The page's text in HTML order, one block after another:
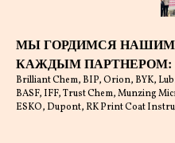
МЫ ГОРДИМСЯ НАШИМ
КАЖДЫМ ПАРТНЕРОМ:
Brilliant Chem, BIP, Orion, BYK,
BASF, IFF, Trust Chem, Munzing
ESKO, Dupont, RK Print Coat